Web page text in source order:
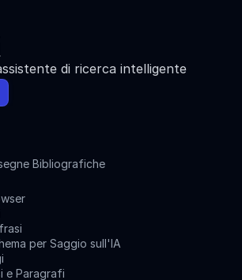
di ricerca intelligente
Bibliografiche
per Saggio sull'IA
e Paragrafi